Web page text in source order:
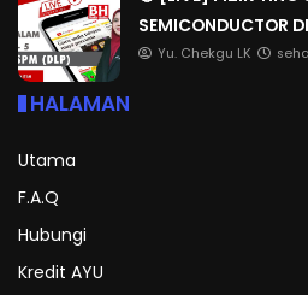
SEMICONDUCTOR
Yu. Chekgu LK
HALAMAN
Utama
F.A.Q
Hubungi
Kredit AYU